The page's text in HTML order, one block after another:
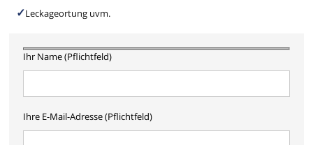
Leckageortung uvm.
Ihr Name (Pflichtfeld)
Ihre E-Mail-Adresse (Pflichtfeld)